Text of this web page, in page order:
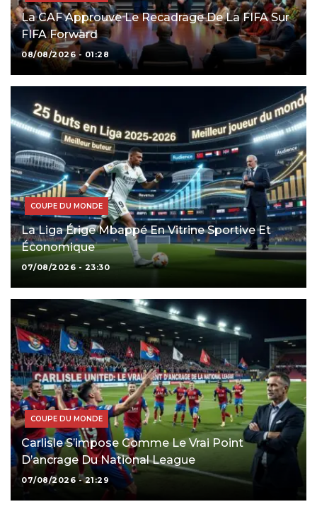
La CAF Approuve Le Recadrage De La FIFA Sur
FIFA Forward
08/08/2026 - 01:28
COUPE DU MONDE
La Liga Érige Mbappé En Vitrine Sportive Et
Économique
07/08/2026 - 23:30
COUPE DU MONDE
Carlisle S’impose Comme Le Vrai Point
D’ancrage Du National League
07/08/2026 - 21:29